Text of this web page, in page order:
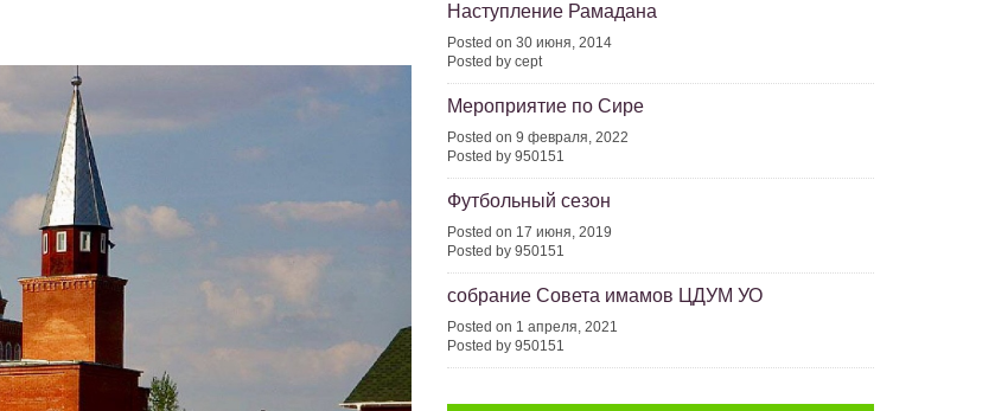
Наступление Рамадана
Posted on 30 июня, 2014
Posted by cept
Мероприятие по Сире
Posted on 9 февраля, 2022
Posted by 950151
Футбольный сезон
Posted on 17 июня, 2019
Posted by 950151
собрание Совета имамов ЦДУМ УО
Posted on 1 апреля, 2021
Posted by 950151